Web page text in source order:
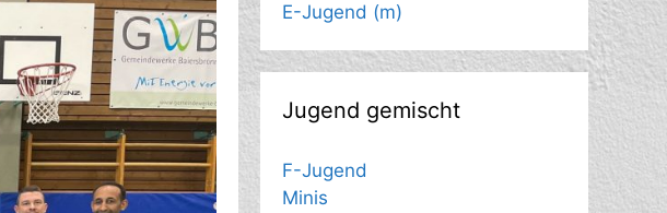
E-Jugend (m)
Jugend gemischt
F-Jugend
Minis